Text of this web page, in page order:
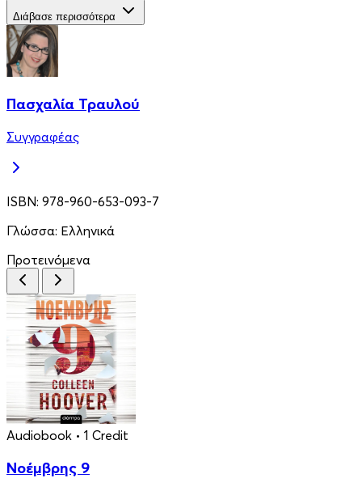
Διάβασε περισσότερα
Πασχαλία Τραυλού
Συγγραφέας
ISBN: 978-960-653-093-7
Γλώσσα: Ελληνικά
Προτεινόμενα
Audiobook • 1 Credit
Νοέμβρης 9